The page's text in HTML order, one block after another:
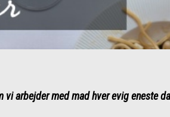
arbejder med mad hver evig eneste